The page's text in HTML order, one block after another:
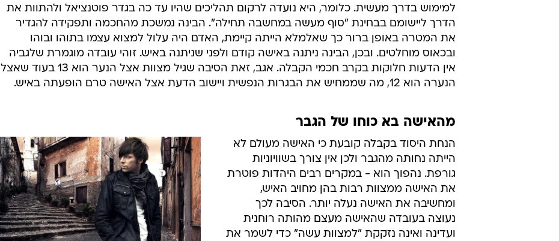
למימוש בדרך מעשית. כלומר, היא נועדה לרקום תהליכים שהיו עד כה בגדר פוטנציאל ולהתוות את
הדרך ליישומם בבחינת "סוף מעשה במחשבה תחילה". הבינה נמשכת מהחכמה ותפקידה להגדיר
את המטרה באופן ברור כך שאלמלא הייתה קיימת, האדם היה עלול למצוא עצמו בתוהו ובוהו
ובכאוס מוחלטים. ובכן, הבינה ניתנה באישה קודם ולפני שניתנה באיש. זוהי עובדה מוגמרת שלגביה
אין הדעות חלוקות בקרב חכמי הקבלה. אגב, זאת הסיבה שגיל מצוות אצל הנער הוא 13 בעוד שאצל
הנערה הוא 12, מה שממחיש את הבגרות הנפשית ויישוב הדעת אצל האישה טרם הופעתה באיש.
מהאישה בא כוחו של הגבר
הנחת היסוד בקבלה קובעת כי האישה מעולם לא
הייתה נחותה מהגבר ולכן אין צורך בשוויוניות
גורפת. נהפוך הוא - במקרים רבים היהדות פוטרת
את האישה ממצוות רבות בהן מחויב האיש,
ומחשיבה את האישה נעלה יותר. הסיבה לכך
נעוצה בעובדה שהאישה מעצם מהותה רוחנית
ועדינה ואינה נזקקת "למצוות עשה" כדי לשמר את